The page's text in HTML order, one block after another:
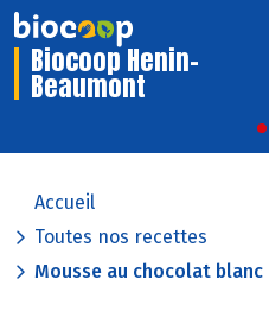
Biocoop Henin-
Beaumont
Accueil
Toutes nos recettes
Mousse au chocolat blanc